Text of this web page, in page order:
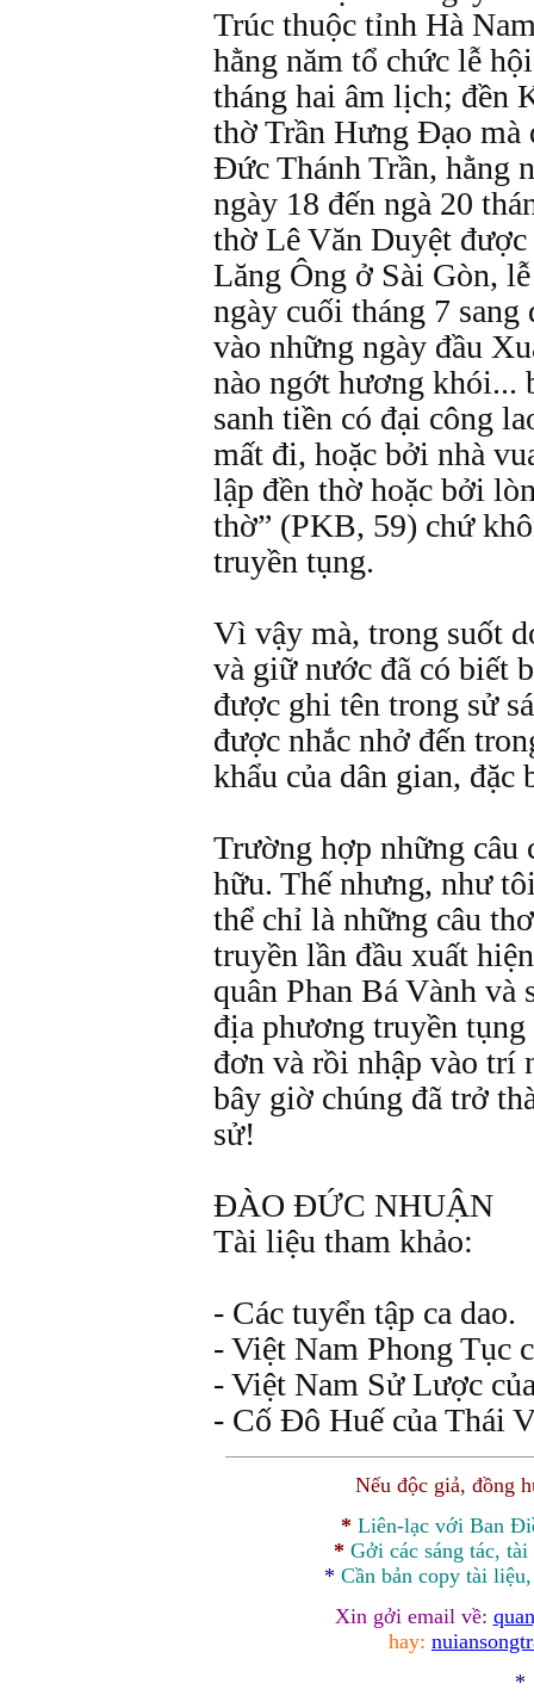
Trúc thuộc tỉnh Hà
hằng năm tổ chức lễ
tháng hai âm lịch; đền
thờ Trần Hưng Đạo mà
Đức Thánh Trần, hằng
ngày 18 đến ngà 20
thờ Lê Văn Duyệt
Lăng Ông ở Sài Gòn,
ngày cuối tháng 7
vào những ngày đầu
nào ngớt hương khói...
sanh tiền có đại công
mất đi, hoặc bởi nhà
lập đền thờ hoặc bởi
thờ” (PKB, 59) chứ
truyền tụng.
Vì vậy mà, trong suốt
và giữ nước đã có biết
được ghi tên trong sử
được nhắc nhở đến
khẩu của dân gian, đặc
Trường hợp những câu
hữu. Thế nhưng, như
thể chỉ là những câu
truyền lần đầu xuất
quân Phan Bá Vành và
địa phương truyền
đơn và rồi nhập vào trí
bây giờ chúng đã trở
sử!
ĐÀO ĐỨC NHUẬN
Tài liệu tham khảo:
- Các tuyển tập ca dao.
- Việt Nam Phong Tục
- Việt Nam Sử Lược
- Cố Đô Huế của Thái
Nếu độc giả, đồng
* Liên-lạc với Ban
* Gởi các sáng tác,
* Cần bản copy tài
Xin gởi email về:
hay:
*